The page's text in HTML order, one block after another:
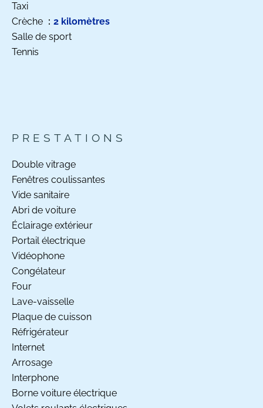
Taxi
Crèche
2 kilomètres
Salle de sport
Tennis
PRESTATIONS
Double vitrage
Fenêtres coulissantes
Vide sanitaire
Abri de voiture
Éclairage extérieur
Portail électrique
Vidéophone
Congélateur
Four
Lave-vaisselle
Plaque de cuisson
Réfrigérateur
Internet
Arrosage
Interphone
Borne voiture électrique